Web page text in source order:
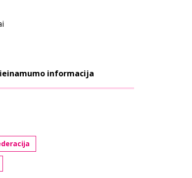
informacija